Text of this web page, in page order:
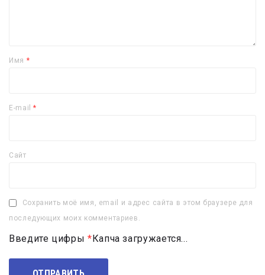
Имя *
E-mail*
Сайт
Сохранить моё имя, email и адрес сайта в этом браузере для
последующих моих комментариев.
Введите цифры * Капча загружается...